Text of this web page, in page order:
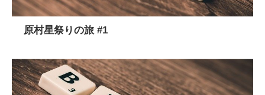
原村星祭りの旅 #1